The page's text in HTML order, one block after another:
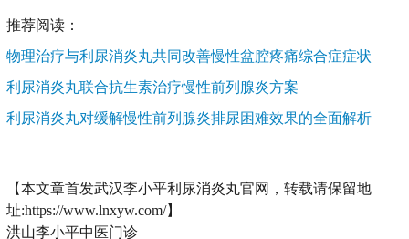
推荐阅读：
物理治疗与利尿消炎丸共同改善慢性盆腔疼痛综合症症状
利尿消炎丸联合抗生素治疗慢性前列腺炎方案
利尿消炎丸对缓解慢性前列腺炎排尿困难效果的全面解析
【本文章首发武汉李小平利尿消炎丸官网，转载请保留地
址:https://www.lnxyw.com/】
洪山李小平中医门诊